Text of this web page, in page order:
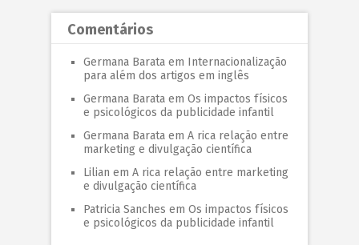
Comentários
Germana Barata em Internacionalização
para além dos artigos em inglês
Germana Barata em Os impactos físicos
e psicológicos da publicidade infantil
Germana Barata em A rica relação entre
marketing e divulgação científica
Lilian em A rica relação entre marketing
e divulgação científica
Patricia Sanches em Os impactos físicos
e psicológicos da publicidade infantil